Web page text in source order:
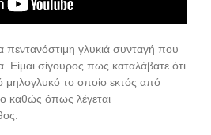
πεντανόστιμη γλυκιά συνταγή που
Είμαι σίγουρος πως καταλάβατε ότι
μηλογλυκό το οποίο εκτός από
καθώς όπως λέγεται